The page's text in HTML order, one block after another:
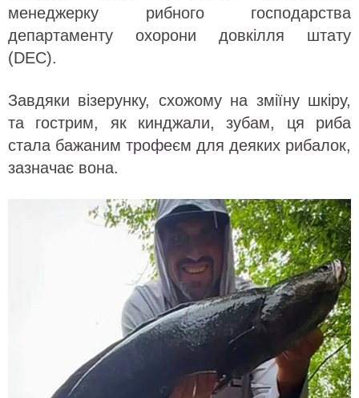
менеджерку рибного господарства
департаменту охорони довкілля штату
(DEC).
Завдяки візерунку, схожому на зміїну шкіру,
та гострим, як кинджали, зубам, ця риба
стала бажаним трофеєм для деяких рибалок,
зазначає вона.